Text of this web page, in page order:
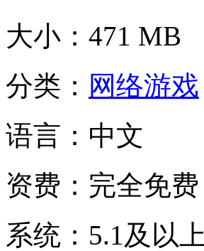
大小： 471 MB
分类： 网络游戏
语言： 中文
资费： 完全免费
系统： 5.1及以上